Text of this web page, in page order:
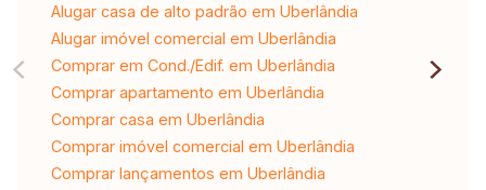
Alugar casa de alto padrão em Uberlândia
Alugar imóvel comercial em Uberlândia
Comprar em Cond./Edif. em Uberlândia
Comprar apartamento em Uberlândia
Comprar casa em Uberlândia
Comprar imóvel comercial em Uberlândia
Comprar lançamentos em Uberlândia